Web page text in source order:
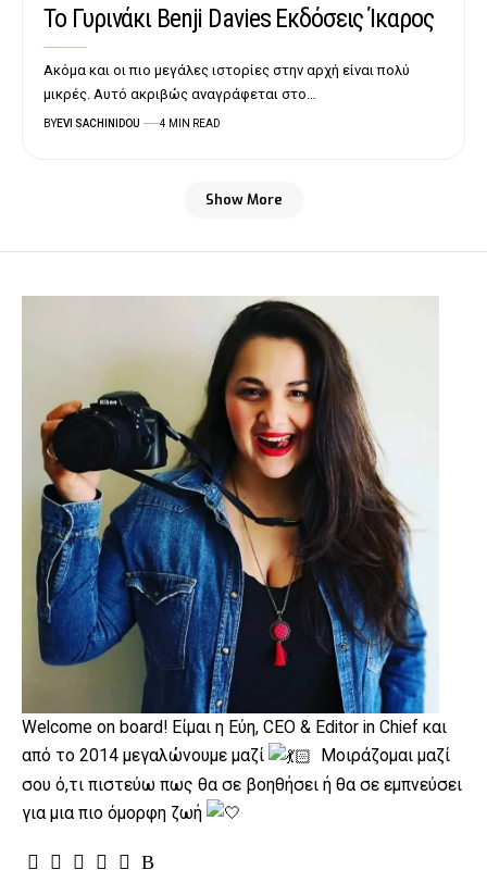
Το Γυρινάκι Benji Davies Εκδόσεις Ίκαρος
Ακόμα και οι πιο μεγάλες ιστορίες στην αρχή είναι πολύ
μικρές. Αυτό ακριβώς αναγράφεται στο…
BYEVI SACHINIDOU 4 MIN READ
Show More
Welcome on board! Είμαι η Εύη, CEO & Editor in Chief και
από το 2014 μεγαλώνουμε μαζί
Μοιράζομαι μαζί
σου ό,τι πιστεύω πως θα σε βοηθήσει ή θα σε εμπνεύσει
για μια πιο όμορφη ζωή